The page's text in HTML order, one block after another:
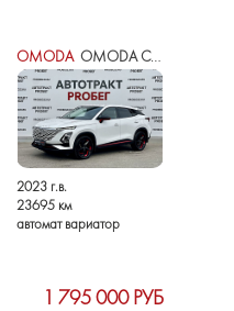
OMODAOMODA C5 I
2023 г.в.
23695 км
автомат вариатор
1 795 000 РУБ